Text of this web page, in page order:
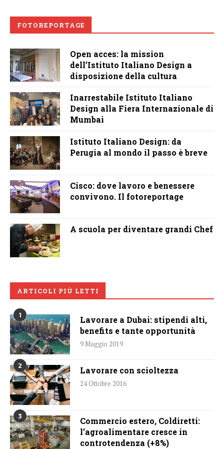
FOTOREPORTAGE
Open acces: la mission
dell’Istituto Italiano Design a
disposizione della cultura
Inarrestabile Istituto Italiano
Design alla Fiera Internazionale di
Mumbai
Istituto Italiano Design: da
Perugia al mondo il passo è breve
Cisco: dove lavoro e benessere
convivono. Il fotoreportage
A scuola per diventare grandi Chef
ARTICOLI PIÙ LETTI
1
Lavorare a Dubai: stipendi alti,
benefits e tante opportunità
9 Maggio 2019
2 Lavorare con scioltezza
24 Ottobre 2016
3
Commercio estero, Coldiretti:
l’agroalimentare cresce in
controtendenza (+8%)